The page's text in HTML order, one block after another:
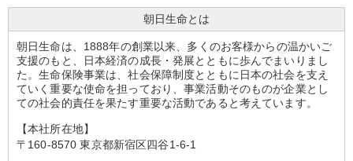
朝日生命とは
朝日生命は、1888年の創業以来、多くのお客様からの温かいご
支援のもと、日本経済の成長・発展とともに歩んでまいりまし
た。生命保険事業は、社会保障制度とともに日本の社会を支え
ていく重要な使命を担っており、事業活動そのものが企業とし
ての社会的責任を果たす重要な活動であると考えています。
【本社所在地】
〒160-8570 東京都新宿区四谷1-6-1